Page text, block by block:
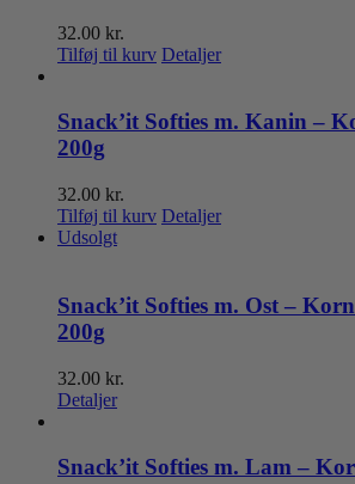
32.00 kr.
Tilføj til kurv Detaljer
Snack’it Softies m. Kanin –
200g
32.00 kr.
Tilføj til kurv Detaljer
Udsolgt
Snack’it Softies m. Ost –
200g
32.00 kr.
Detaljer
Snack’it Softies m. Lam –